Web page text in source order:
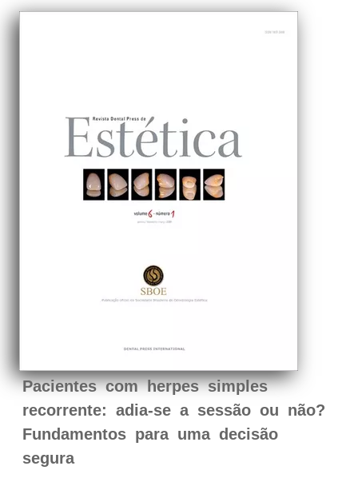
Pacientes com herpes simples
recorrente: adia-se a sessão ou não?
Fundamentos para uma decisão
segura